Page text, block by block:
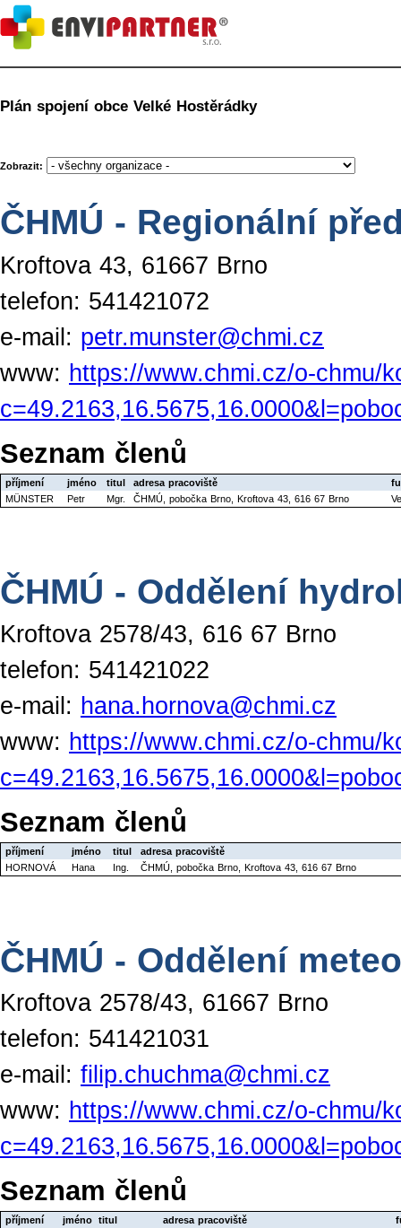
Plán spojení obce Velké Hostěrádky
Zobrazit:
ČHMÚ - Regionální
Kroftova 43, 61667 Brno
telefon: 541421072
e-mail: petr.munster@chmi.cz
www: https://www.chmi.cz/o-chmu/
Seznam členů
příjmení jméno titul adresa pracoviště
MÜNSTER
Petr Mgr. ČHMÚ, pobočka Brno, Kroftova 43, 616 67 Brno
ČHMÚ - Oddělení
Kroftova 2578/43, 616 67 Brno
telefon: 541421022
e-mail: hana.hornova@chmi.cz
www: https://www.chmi.cz/o-chmu/
Seznam členů
příjmení jméno titul
adresa pracoviště
HORNOVÁ
Hana Ing. ČHMÚ, pobočka Brno, Kroftova 43, 616 67 Brno
ČHMÚ - Oddělení
Kroftova 2578/43, 61667 Brno
telefon: 541421031
e-mail: filip.chuchma@chmi.cz
www: https://www.chmi.cz/o-chmu/
Seznam členů
příjmení jméno titul adresa pracoviště